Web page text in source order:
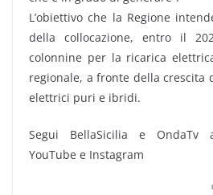
L’obiettivo che la Regione
della collocazione, entro il
colonnine per la ricarica
regionale, a fronte della crescita
elettrici puri e ibridi.
Segui BellaSicilia e OndaTv
YouTube e Instagram